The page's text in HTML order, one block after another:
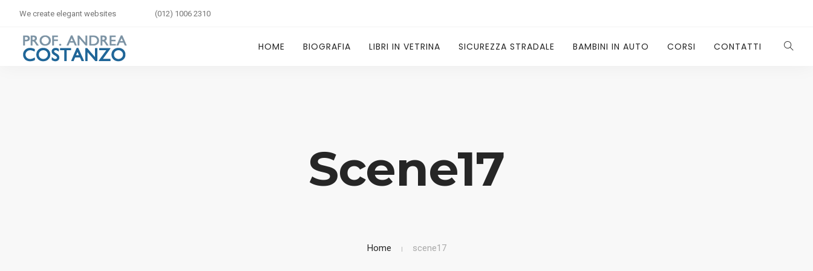
We create elegant websites (012) 1006 2310
HOME BIOGRAFIA LIBRI IN VETRINA SICUREZZA STRADALE BAMBINI IN AUTO CORSI CONTATTI
Scene17
Home scene17